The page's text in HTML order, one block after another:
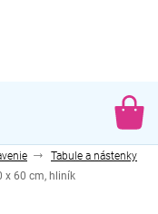
Tabule a nástenky
x 60 cm, hliník